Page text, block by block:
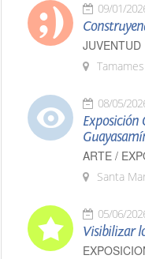
09/01/
JUVENTUD
Tamames
08/05/
Exposición
ARTE /
Santa
05/06/
Visibilizar